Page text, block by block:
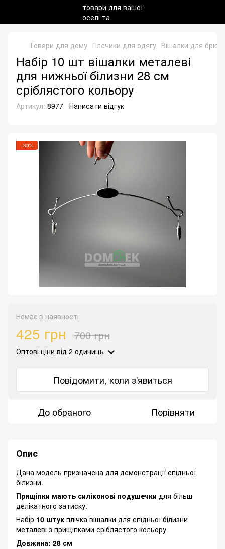
Товари для дому Плечики для одягу Вішалки для брюк
Набір 10 шт вішалки металеві
для нижньої білизни 28 см
сріблястого кольору
Артикул: 8977 Написати відгук
−39%
Немає в наявності
425 грн 700 грн
Оптові ціни від 2 одиниць
Повідомити, коли з'явиться
До обраного Порівняти
Опис
Дана модель призначена для демонстрації спідньої
білизни.
Прищіпки мають силіконові подушечки для більш
делікатного затиску.
Набір 10 штук плічка вішалки для спідньої білизни
металеві з прищіпками сріблястого кольору
Довжина: 28 см